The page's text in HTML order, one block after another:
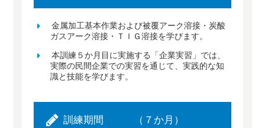
金属加工基本作業および被覆アーク溶接・炭酸
ガスアーク溶接・ＴＩＧ溶接を学びます。
本訓練５か月目に実施する「企業実習」では、
実際の民間企業での実習を通じて、実践的な知
識と技能を学びます。
訓練期間 （７か月）